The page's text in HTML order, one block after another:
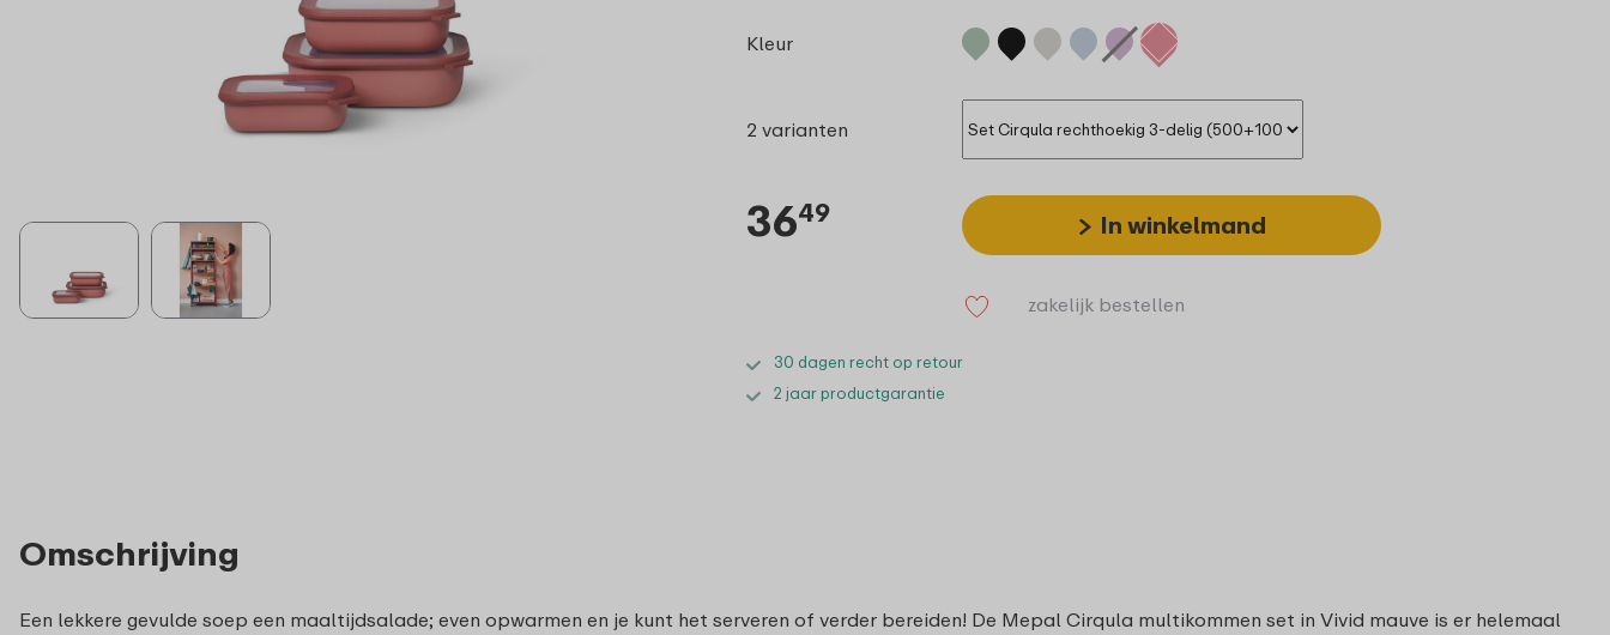
Kleur
2 varianten
3649 In winkelmand
zakelijk bestellen
30 dagen recht op retour
2 jaar productgarantie
Omschrijving
Een lekkere gevulde soep een maaltijdsalade; even opwarmen en je kunt het serveren of verder bereiden! De Mepal Cirqula multikommen set in Vivid mauve is er helemaal